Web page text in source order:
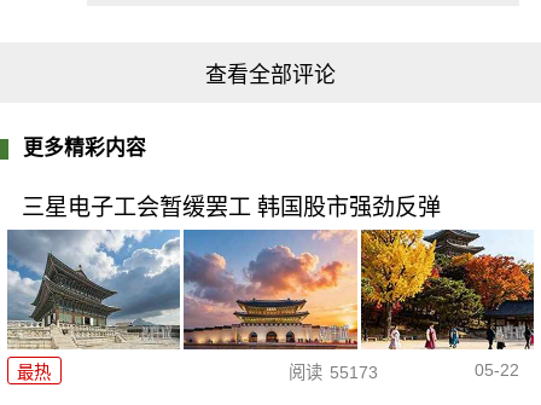
查看全部评论
更多精彩内容
三星电子工会暂缓罢工 韩国股市强劲反弹
最热 阅读 55173 05-22